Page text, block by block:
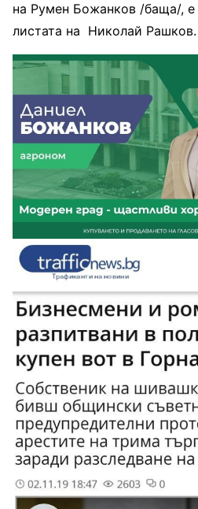
на Румен Божанков /баща/, е
листата на Николай Рашков.